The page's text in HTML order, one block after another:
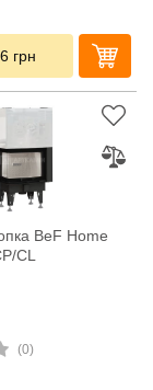
грн
BeF Home
CL
(0)